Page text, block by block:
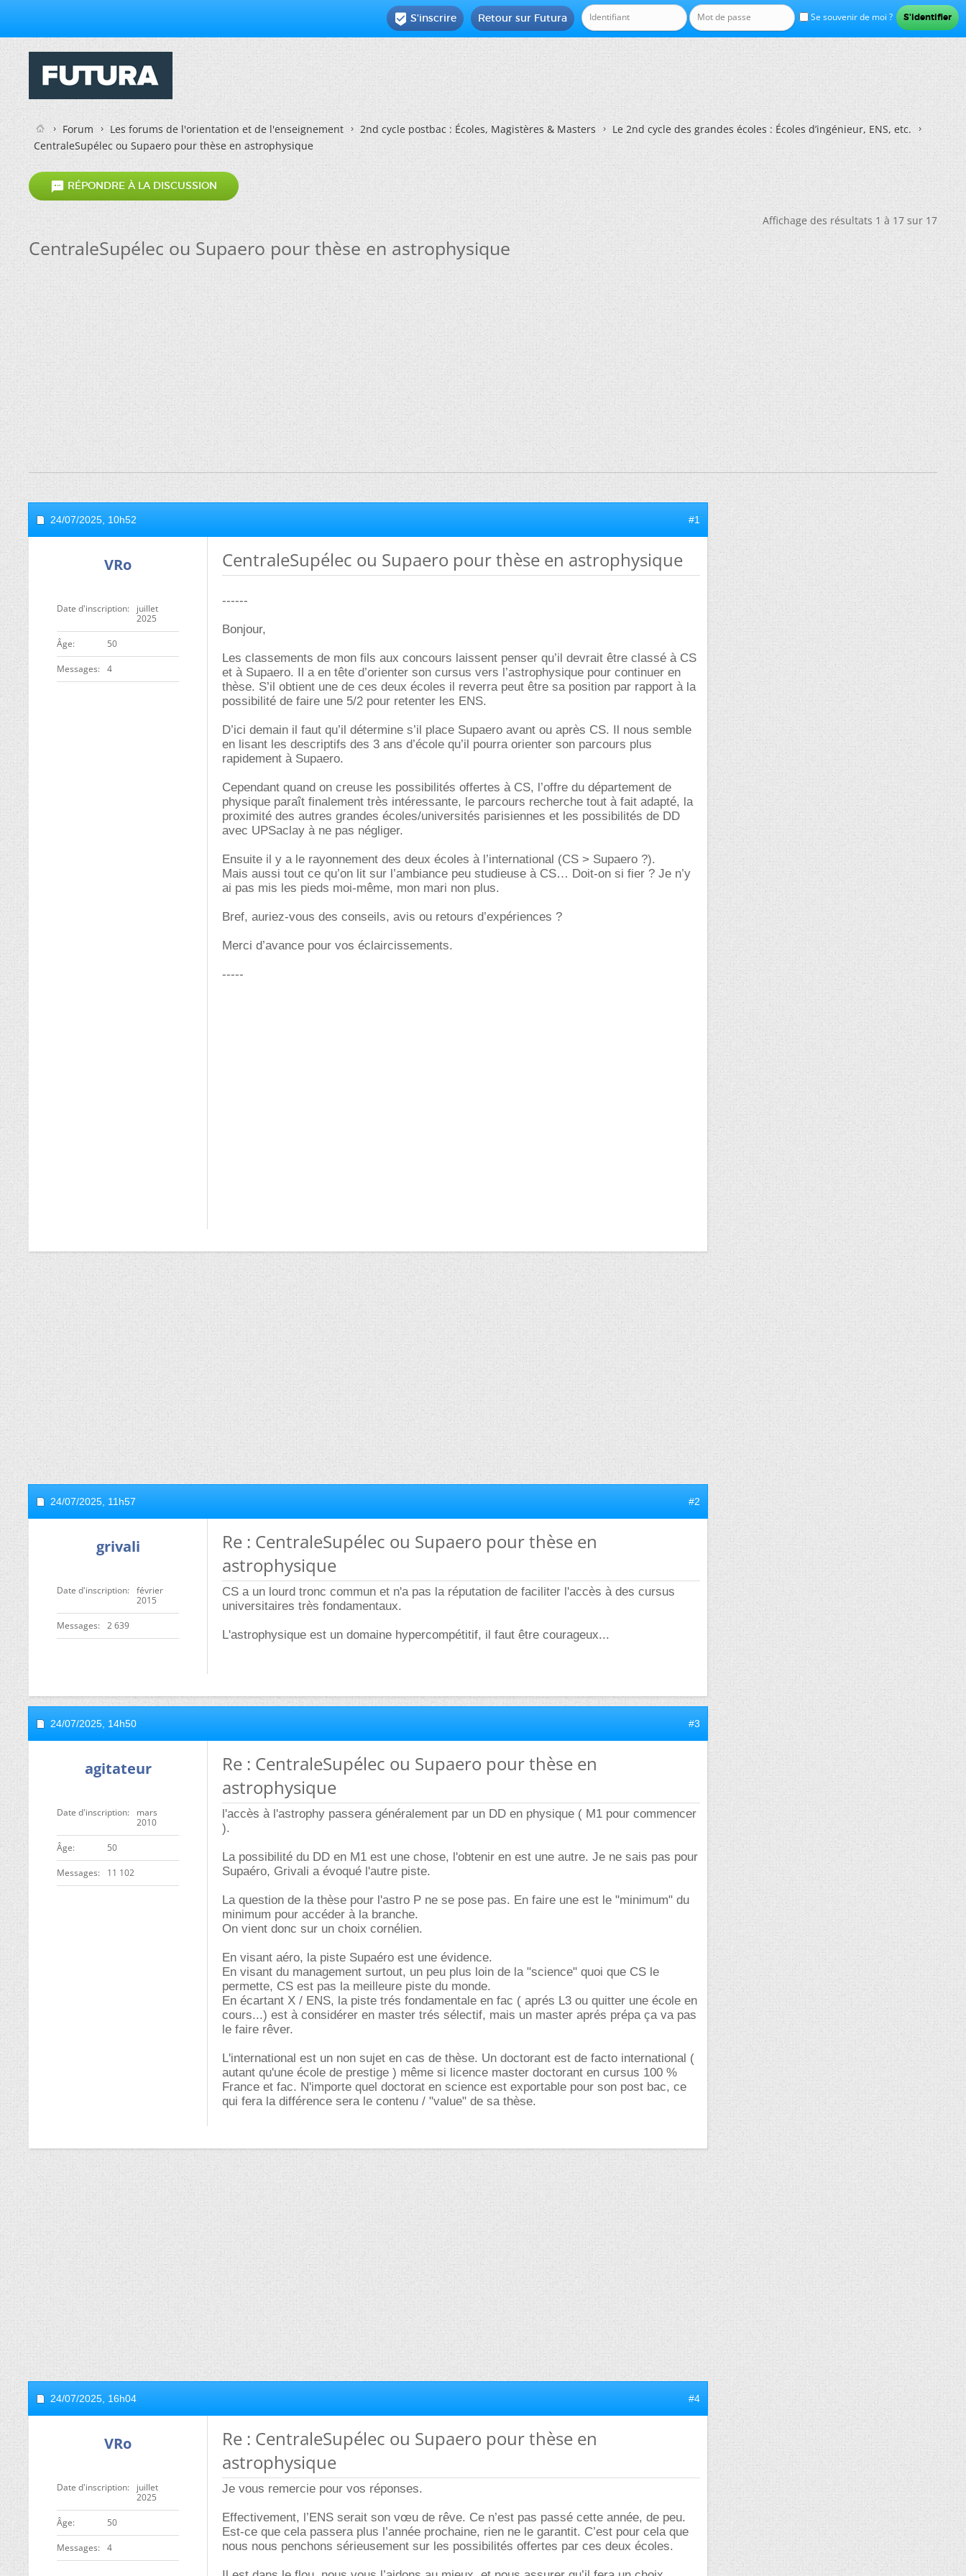
Se souvenir de moi ?
Retour sur Futura
 S'inscrire
Forum Les forums de l'orientation et de l'enseignement 2nd cycle postbac : Écoles, Magistères & Masters
Le 2nd cycle des grandes écoles : Écoles d’ingénieur, ENS, etc.
CentraleSupélec ou Supaero pour thèse en astrophysique
 RÉPONDRE À LA DISCUSSION
Affichage des résultats 1 à 17 sur 17
CentraleSupélec ou Supaero pour thèse en astrophysique
24/07/2025, 10h52 #1
VRo
Date d'inscription
juillet
2025
ge 50
Messages 4
CentraleSupélec ou Supaero pour thèse en astrophysique
------
Bonjour,
Les classements de mon fils aux concours laissent penser qu’il devrait être classé à CS
et à Supaero. Il a en tête d’orienter son cursus vers l’astrophysique pour continuer en
thèse. S’il obtient une de ces deux écoles il reverra peut être sa position par rapport à la
possibilité de faire une 5/2 pour retenter les ENS.
D’ici demain il faut qu’il détermine s’il place Supaero avant ou après CS. Il nous semble
en lisant les descriptifs des 3 ans d’école qu’il pourra orienter son parcours plus
rapidement à Supaero.
Cependant quand on creuse les possibilités offertes à CS, l’offre du département de
physique paraît finalement très intéressante, le parcours recherche tout à fait adapté, la
proximité des autres grandes écoles/universités parisiennes et les possibilités de DD
avec UPSaclay à ne pas négliger.
Ensuite il y a le rayonnement des deux écoles à l’international (CS > Supaero ?).
Mais aussi tout ce qu’on lit sur l’ambiance peu studieuse à CS… Doit-on si fier ? Je n’y
ai pas mis les pieds moi-même, mon mari non plus.
Bref, auriez-vous des conseils, avis ou retours d’expériences ?
Merci d’avance pour vos éclaircissements.
-----
24/07/2025, 11h57 #2
grivali
Date d'inscription
février
2015
Messages 2 639
Re : CentraleSupélec ou Supaero pour thèse en
astrophysique
CS a un lourd tronc commun et n'a pas la réputation de faciliter l'accès à des cursus
universitaires très fondamentaux.
L'astrophysique est un domaine hypercompétitif, il faut être courageux...
24/07/2025, 14h50 #3
agitateur
Date d'inscription
mars
2010
ge 50
Messages 11 102
Re : CentraleSupélec ou Supaero pour thèse en
astrophysique
l'accès à l'astrophy passera généralement par un DD en physique ( M1 pour commencer
).
La possibilité du DD en M1 est une chose, l'obtenir en est une autre. Je ne sais pas pour
Supaéro, Grivali a évoqué l'autre piste.
La question de la thèse pour l'astro P ne se pose pas. En faire une est le "minimum" du
minimum pour accéder à la branche.
On vient donc sur un choix cornélien.
En visant aéro, la piste Supaéro est une évidence.
En visant du management surtout, un peu plus loin de la "science" quoi que CS le
permette, CS est pas la meilleure piste du monde.
En écartant X / ENS, la piste trés fondamentale en fac ( aprés L3 ou quitter une école en
cours...) est à considérer en master trés sélectif, mais un master aprés prépa ça va pas
le faire rêver.
L'international est un non sujet en cas de thèse. Un doctorant est de facto international (
autant qu'une école de prestige ) même si licence master doctorant en cursus 100 %
France et fac. N'importe quel doctorat en science est exportable pour son post bac, ce
qui fera la différence sera le contenu / "value" de sa thèse.
24/07/2025, 16h04 #4
VRo
Date d'inscription
juillet
2025
ge 50
Messages 4
Re : CentraleSupélec ou Supaero pour thèse en
astrophysique
Je vous remercie pour vos réponses.
Effectivement, l’ENS serait son vœu de rêve. Ce n’est pas passé cette année, de peu.
Est-ce que cela passera plus l’année prochaine, rien ne le garantit. C’est pour cela que
nous nous penchons sérieusement sur les possibilités offertes par ces deux écoles.